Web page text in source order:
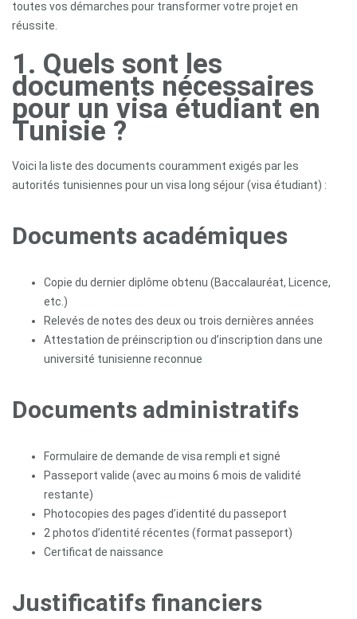
toutes vos démarches pour transformer votre projet en
réussite.
1. Quels sont les
documents nécessaires
pour un visa étudiant en
Tunisie ?
Voici la liste des documents couramment exigés par les
autorités tunisiennes pour un visa long séjour (visa étudiant) :
Documents académiques
Copie du dernier diplôme obtenu (Baccalauréat, Licence,
etc.)
Relevés de notes des deux ou trois dernières années
Attestation de préinscription ou d’inscription dans une
université tunisienne reconnue
Documents administratifs
Formulaire de demande de visa rempli et signé
Passeport valide (avec au moins 6 mois de validité
restante)
Photocopies des pages d’identité du passeport
2 photos d’identité récentes (format passeport)
Certificat de naissance
Justificatifs financiers